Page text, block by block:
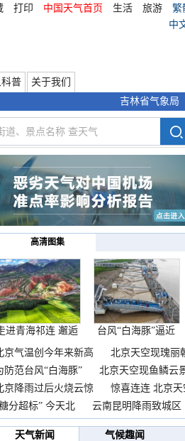
打印 中国天气首页 生活 旅游
繁
中
普
关于我们
吉林省气象局
高清图集
进青海祁连 邂逅
一
台风“白海豚”逼近
京气温创今年来新高
北京天空现瑰丽
防范台风“白海豚”
北京天空现鱼鳞云
京降雨过后火烧云惊
惊喜连连 北京天
分超标” 今天北
云南昆明降雨致城区
天气新闻
气候趣闻